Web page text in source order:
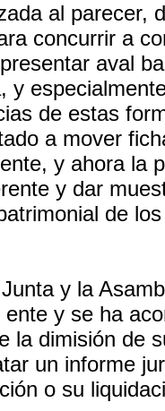
al parecer,
concurrir a
aval
y
de estas
a mover
y ahora la
y dar
de
y la
y se ha
la dimisión de
un informe
o su